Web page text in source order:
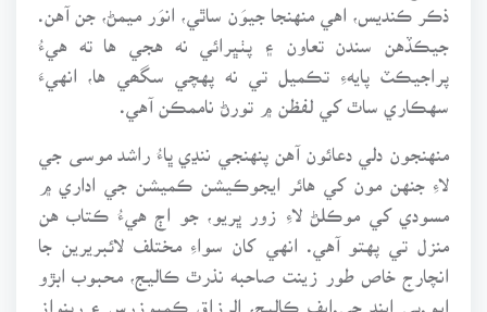
ذڪر ڪنديس، اهي منهنجا جيوَن ساٿي، انوَر ميمڻ، جن آهن.
جيڪڏهن سندن تعاون ۽ پٺڀرائي نه هجي ها ته هيءُ
پراجيڪٽ پايهءِ تڪميل تي نه پهچي سگھي ها، انهيءَ
سهڪاري ساٿ کي لفظن ۾ تورڻ ناممڪن آهي.
منهنجون دلي دعائون آهن پنهنجي ننڍي ڀاءُ راشد موسى جي
لاءِ جنهن مون کي هائر ايجوڪيشن ڪميشن جي اداري ۾
مسودي کي موڪلڻ لاءِ زور ڀريو، جو اڄ هيءُ ڪتاب هن
منزل تي پهتو آهي. انهي کان سواءِ مختلف لائبريرين جا
انچارج خاص طور زينت صاحبه نذرٿ ڪاليج، محبوب ابڙو
ايم.بي اينڊ جي.ايف ڪاليج، الرزاق ڪمپوزرس ۽ ربنواز